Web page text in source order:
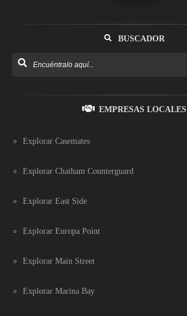
BUSCADOR
EMPRESAS LOCALES
Explorar Casemates
Explorar Chatham Counterguard
Explorar East Side
Explorar Europa Point
Explorar Main Street
Explorar Marina Bay